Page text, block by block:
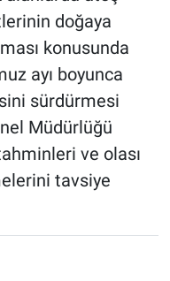
doğaya
konusunda
ayı boyunca
sürdürmesi
Müdürlüğü
ve olası
tavsiye